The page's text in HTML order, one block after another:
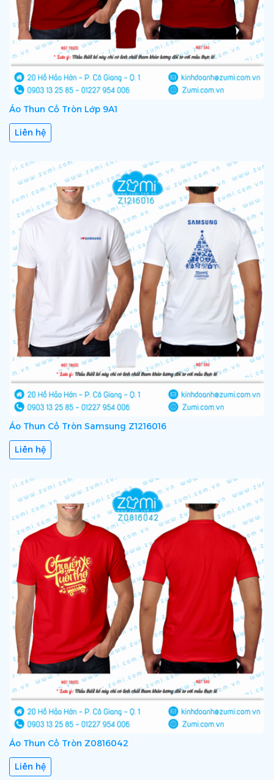
Áo Thun Cổ Tròn Lớp 9A1
Liên hệ
Áo Thun Cổ Tròn Samsung Z1216016
Liên hệ
Áo Thun Cổ Tròn Z0816042
Liên hệ